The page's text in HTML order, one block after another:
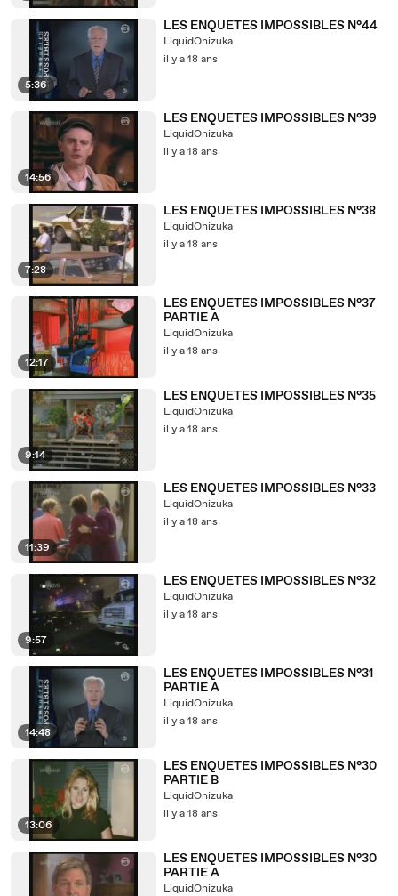
5:36
LES ENQUETES IMPOSSIBLES N°44
LiquidOnizuka
il y a 18 ans
14:56
LES ENQUETES IMPOSSIBLES N°39
LiquidOnizuka
il y a 18 ans
7:28
LES ENQUETES IMPOSSIBLES N°38
LiquidOnizuka
il y a 18 ans
12:17
LES ENQUETES IMPOSSIBLES N°37
PARTIE A
LiquidOnizuka
il y a 18 ans
9:14
LES ENQUETES IMPOSSIBLES N°35
LiquidOnizuka
il y a 18 ans
11:39
LES ENQUETES IMPOSSIBLES N°33
LiquidOnizuka
il y a 18 ans
9:57
LES ENQUETES IMPOSSIBLES N°32
LiquidOnizuka
il y a 18 ans
14:48
LES ENQUETES IMPOSSIBLES N°31
PARTIE A
LiquidOnizuka
il y a 18 ans
13:06
LES ENQUETES IMPOSSIBLES N°30
PARTIE B
LiquidOnizuka
il y a 18 ans
LES ENQUETES IMPOSSIBLES N°30
PARTIE A
LiquidOnizuka